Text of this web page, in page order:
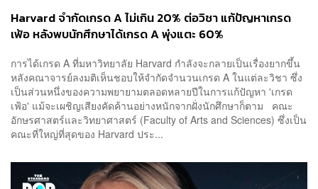
Harvard จำกัดเกรด A ไม่เกิน 20% ต่อวิชา แก้ปัญหาเกรด
เฟ้อ หลังพบนักศึกษาได้เกรด A พุ่งแตะ 60%
การได้เกรด A ที่มหาวิทยาลัย Harvard กำลังจะกลายเป็นเรื่องยากขึ้น
หลังคณาจารย์ลงมติเห็นชอบให้จำกัดจำนวนเกรด A ในแต่ละวิชา ซึ่ง
เป็นส่วนหนึ่งของความพยายามตลอดหลายปีในการแก้ปัญหา 'เกรด
เฟ้อ' แม้จะเผชิญเสียงคัดค้านอย่างหนักจากฝั่งนักศึกษาก็ตาม คณะ
อักษรศาสตร์และวิทยาศาสตร์ (Faculty of Arts and Sciences) ซึ่งเป็น
คณะที่ใหญ่ที่สุดของ Harvard ประ...